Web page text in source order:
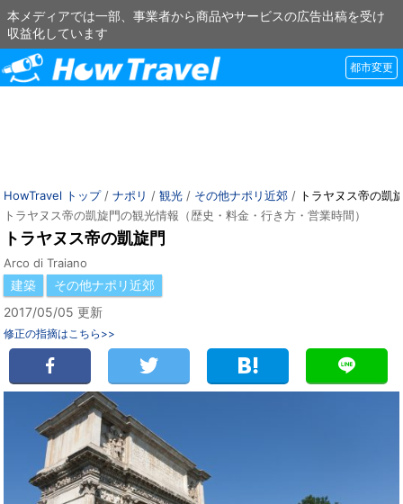
本メディアでは一部、事業者から商品やサービスの広告出稿を受け
収益化しています
都市変更
HowTravel トップ/ ナポリ / 観光 / その他ナポリ近郊 / トラヤヌス帝の凱
トラヤヌス帝の凱旋門の観光情報（歴史・料金・行き方・営業時間）
トラヤヌス帝の凱旋門
Arco di Traiano
建築
その他ナポリ近郊
2017/05/05 更新
修正の指摘はこちら>>